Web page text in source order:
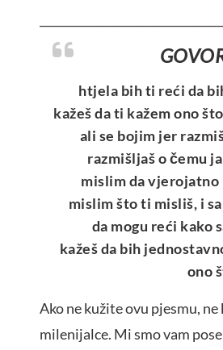
htjela bih ti reći da
kažeš da ti kažem ono
ali se bojim jer
razmišljaš o čemu
mislim da vjerojatno
mislim što ti misliš, i
da mogu reći kako
kažeš da bih
ono
Ako ne kužite ovu pjesmu,
milenijalce. Mi smo vam